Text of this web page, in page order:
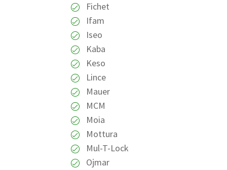
Fichet
Ifam
Iseo
Kaba
Keso
Lince
Mauer
MCM
Moia
Mottura
Mul-T-Lock
Ojmar